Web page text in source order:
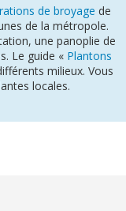
de broyage de
de la métropole.
une panoplie de
Le guide « Plantons
milieux. Vous
locales.